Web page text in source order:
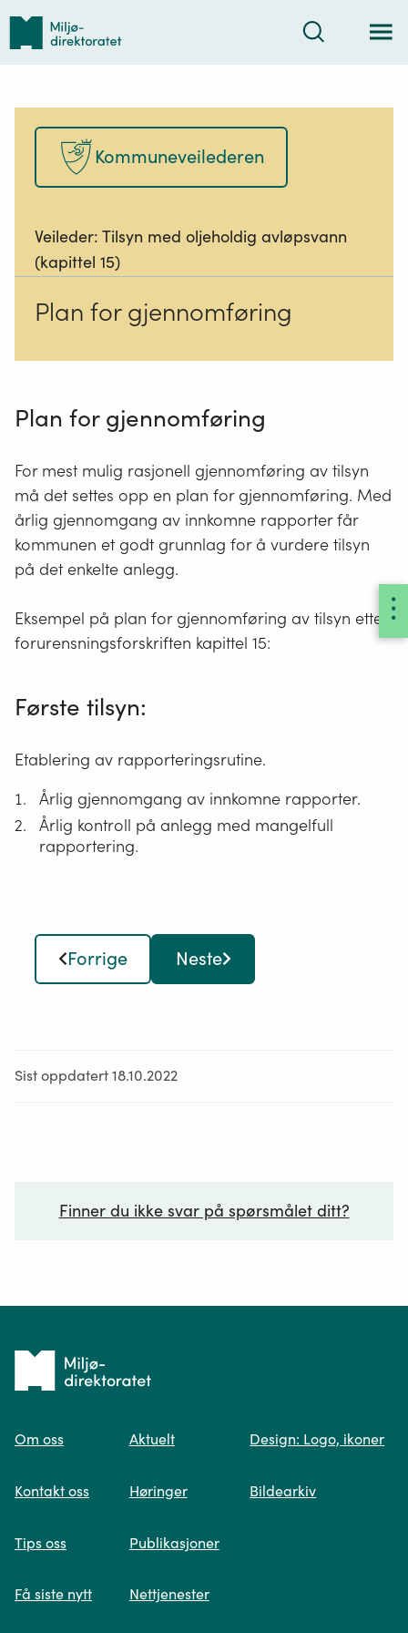
Tilbake
forsiden
Søk
Kommuneveilederen
Veileder: Tilsyn med oljeholdig avløpsvann
(kapittel 15)
Plan for gjennomføring
Plan for gjennomføring
For mest mulig rasjonell gjennomføring av tilsyn
må det settes opp en plan for gjennomføring. Med
årlig gjennomgang av innkomne rapporter får
kommunen et godt grunnlag for å vurdere tilsyn
på det enkelte anlegg.
Eksempel på plan for gjennomføring av tilsyn etter
forurensningsforskriften kapittel 15:
Første tilsyn:
Etablering av rapporteringsrutine.
Årlig gjennomgang av innkomne rapporter.
Årlig kontroll på anlegg med mangelfull
rapportering.
Forrige Neste
Sist oppdatert 18.10.2022
Finner du ikke svar på spørsmålet ditt?
Spør oss
søk og viser deg vår mest relevante
Tilbake
forsiden
Om oss
Kontakt oss
Tips oss
Få siste nytt
Aktuelt
Høringer
Publikasjoner
Nettjenester
Design: Logo, ikoner
Bildearkiv